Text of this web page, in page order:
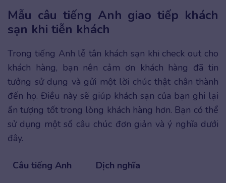
Mẫu câu tiếng Anh giao tiếp khách
sạn khi tiễn khách
Trong tiếng Anh lễ tân khách sạn khi check out cho
khách hàng, bạn nên cảm ơn khách hàng đã tin
tưởng sử dụng và gửi một lời chúc thật chân thành
đến họ. Điều này sẽ giúp khách sạn của bạn ghi lại
ấn tượng tốt trong lòng khách hàng hơn. Bạn có thể
sử dụng một số câu chúc đơn giản và ý nghĩa dưới
đây.
Câu tiếng Anh
Dịch nghĩa